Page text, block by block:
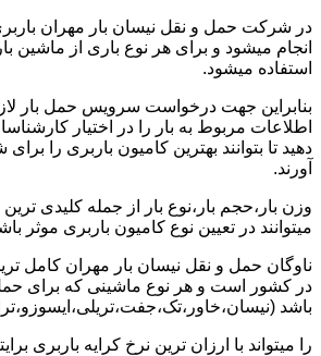
در شرکت حمل و نقل نیسان بار مهران
انجام میشود و برای هر نوع باری از ماشین
استفاده میشود.
بنابراین جهت درخواست سرویس حمل بار
اطلاعات مربوط به بار را در اختیار
دهید تا بتوانند بهترین کامیون باربری را
آورند.
وزن بار،حجم بار،نوع بار از جمله کلیدی
میتوانند در تعیین نوع کامیون باربری موثر
ناوگان حمل و نقل نیسان بار مهران کامل
در کشور است و هر نوع ماشینی که برای حمل
باشد
را میتواند با ارزان ترین نرخ کرایه باربری